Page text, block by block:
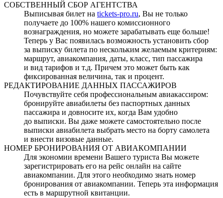
СОБСТВЕННЫЙ СБОР АГЕНТСТВА
Выписывая билет на tickets-pro.ru, Вы не только
получаете до 100% нашего комиссионного
вознаграждения, но можете зарабатывать еще больше!
Теперь у Вас появилась возможность установить сбор
за выписку билета по нескольким желаемым критериям:
маршрут, авиакомпания, даты, класс, тип пассажира
и вид тарифов и т.д. Причем это может быть как
фиксированная величина, так и процент.
РЕДАКТИРОВАНИЕ ДАННЫХ ПАССАЖИРОВ
Почувствуйте себя профессиональным авиакассиром:
бронируйте авиабилеты без паспортных данных
пассажира и довносите их, когда Вам удобно
до выписки. Вы даже можете самостоятельно после
выписки авиабилета выбрать место на борту самолета
и внести визовые данные.
НОМЕР БРОНИРОВАНИЯ ОТ АВИАКОМПАНИИ
Для экономии времени Вашего туриста Вы можете
зарегистрировать его на рейс онлайн на сайте
авиакомпании. Для этого необходимо знать номер
бронирования от авиакомпании. Теперь эта информация
есть в маршрутной квитанции.